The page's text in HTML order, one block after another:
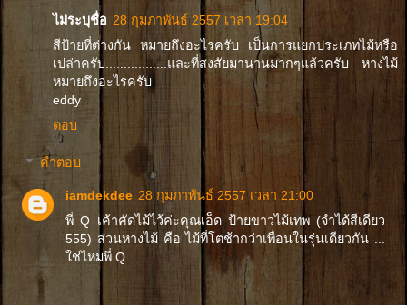
ไม่ระบุชื่อ 28 กุมภาพันธ์ 2557 เวลา 19:04
สีป้ายที่ต่างกัน หมายถึงอะไรครับ เป็นการแยกประเภทไม้หรือ
เปล่าครับ.................และที่สงสัยมานานมากๆแล้วครับ หางไม้
หมายถึงอะไรครับ
eddy
ตอบ
คำตอบ
iamdekdee 28 กุมภาพันธ์ 2557 เวลา 21:00
พี่ Q เค้าคัดไม้ไว้ค่ะคุณเอ็ด ป้ายขาวไม้เทพ (จำได้สีเดียว
555) ส่วนหางไม้ คือ ไม้ที่โตช้ากว่าเพื่อนในรุ่นเดียวกัน ...
ใช่ไหมพี่ Q